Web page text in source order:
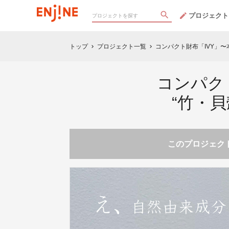
プロジェク
トップ chevron_right プロジェクト一覧 chevron_right コンパクト財布「IVY」〜
コンパ
“竹・
このプロジェク